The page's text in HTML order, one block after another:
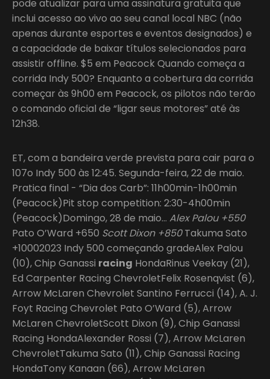
pode atualizar para uma assinatura gratuita que
inclui acesso ao vivo ao seu canal local NBC (não
apenas durante esportes e eventos designados) e
a capacidade de baixar títulos selecionados para
assistir offline. $5 em Peacock Quando começa a
corrida Indy 500? Enquanto a cobertura da corrida
começar às 9h00 em Peacock, os pilotos não terão
o comando oficial de “ligar seus motores” até às
12h38.
ET, com a bandeira verde prevista para cair para o
107o Indy 500 às 12:45. Segunda-feira, 22 de maio.
Pratica final - “Dia dos Carb”: 11h00min-1h00min
(Peacock)Pit stop competition: 2:30-4h00min
(Peacock)Domingo, 28 de maio… Alex Palou +550
Pato O’Ward +650 Scott Dixon +850Takuma Sato
+10002023 Indy 500 começando gradeAlex Palou
(10), Chip Ganassi racing HondaRinus Veekay (21),
Ed Carpenter Racing ChevroletFelix Rosenqvist (6),
Arrow McLaren Chevrolet Santino Ferrucci (14), A. J.
Foyt Racing Chevrolet Pato O’Ward (5), Arrow
McLaren ChevroletScott Dixon (9), Chip Ganassi
Racing HondaAlexander Rossi (7), Arrow McLaren
ChevroletTakuma Sato (11), Chip Ganassi Racing
HondaTony Kanaan (66), Arrow McLaren